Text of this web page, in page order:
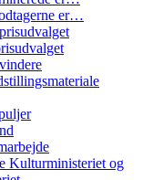
er…
Kulturministeriet og